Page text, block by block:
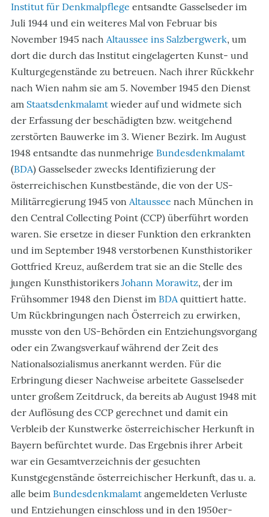
Institut für Denkmalpflege entsandte Gasselseder im
Juli 1944 und ein weiteres Mal von Februar bis
November 1945 nach Altaussee ins Salzbergwerk, um
dort die durch das Institut eingelagerten Kunst- und
Kulturgegenstände zu betreuen. Nach ihrer Rückkehr
nach Wien nahm sie am 5. November 1945 den Dienst
am Staatsdenkmalamt wieder auf und widmete sich
der Erfassung der beschädigten bzw. weitgehend
zerstörten Bauwerke im 3. Wiener Bezirk. Im August
1948 entsandte das nunmehrige Bundesdenkmalamt
(BDA) Gasselseder zwecks Identifizierung der
österreichischen Kunstbestände, die von der US-
Militärregierung 1945 von Altaussee nach München in
den Central Collecting Point (CCP) überführt worden
waren. Sie ersetze in dieser Funktion den erkrankten
und im September 1948 verstorbenen Kunsthistoriker
Gottfried Kreuz, außerdem trat sie an die Stelle des
jungen Kunsthistorikers Johann Morawitz, der im
Frühsommer 1948 den Dienst im BDAquittiert hatte.
Um Rückbringungen nach Österreich zu erwirken,
musste von den US-Behörden ein Entziehungsvorgang
oder ein Zwangsverkauf während der Zeit des
Nationalsozialismus anerkannt werden. Für die
Erbringung dieser Nachweise arbeitete Gasselseder
unter großem Zeitdruck, da bereits ab August 1948 mit
der Auflösung des CCP gerechnet und damit ein
Verbleib der Kunstwerke österreichischer Herkunft in
Bayern befürchtet wurde. Das Ergebnis ihrer Arbeit
war ein Gesamtverzeichnis der gesuchten
Kunstgegenstände österreichischer Herkunft, das u. a.
alle beim Bundesdenkmalamt angemeldeten Verluste
und Entziehungen einschloss und in den 1950er-